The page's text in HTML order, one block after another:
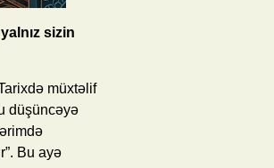
sizin
müxtəlif
düşüncəyə
Bu ayə